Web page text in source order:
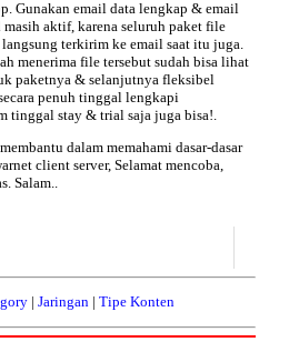
Gunakan email data lengkap & email
aktif, karena seluruh paket file
langsung terkirim ke email saat itu juga.
menerima file tersebut sudah bisa lihat
paketnya & selanjutnya fleksibel
penuh tinggal lengkapi
tinggal stay & trial saja juga bisa!.
dalam memahami dasar-dasar
client server, Selamat mencoba,
Salam..
| Jaringan | Tipe Konten